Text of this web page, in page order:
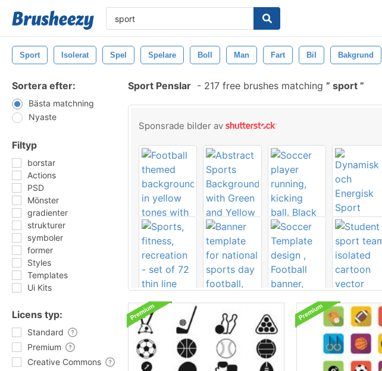
Sport Isolerat Spel Spelare Boll Man Fart Bil Bakgrund
Sortera efter:
Bästa matchning
Nyaste
Filtyp
borstar
Actions
PSD
Mönster
gradienter
strukturer
symboler
former
Styles
Templates
Ui Kits
Licens typ:
Standard
Premium
Creative Commons
Sport Penslar - 217 free brushes matching sport
Sponsrade bilder av